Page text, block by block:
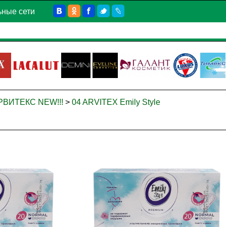
сети
NEW!!! > 04 ARVITEX Emily Style